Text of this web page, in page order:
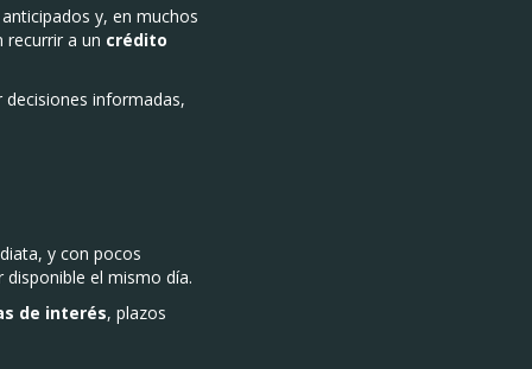
y, en muchos
recurrir a un crédito
informadas,
y con pocos
el mismo día.
de interés, plazos